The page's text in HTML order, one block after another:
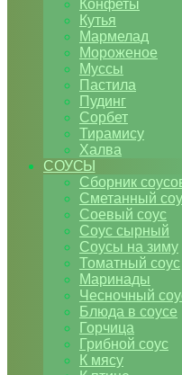
Конфеты
Кутья
Мармелад
Мороженое
Муссы
Пастила
Пудинг
Сорбет
Тирамису
Халва
СОУСЫ
Сборник
Сметанный
Соевый соус
Соус сырный
Соусы на зиму
Томатный соус
Маринады
Чесночный
Блюда в соусе
Горчица
Грибной соус
К мясу